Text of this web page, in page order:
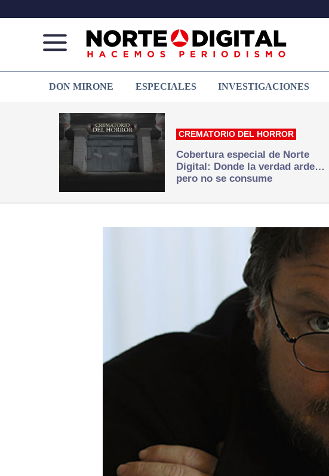
de
Juárez
que
hacemos periodismo
DON MIRONE ESPECIALES INVESTIGACIONES
CREMATORIO DEL HORROR
Cobertura especial de Norte
Digital: Donde la verdad arde…
pero no se consume